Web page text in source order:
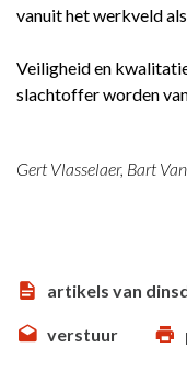
vanuit het werkveld
Veiligheid en
slachtoffer worden
Gert Vlasselaer, Bart
artikels van
verstuur